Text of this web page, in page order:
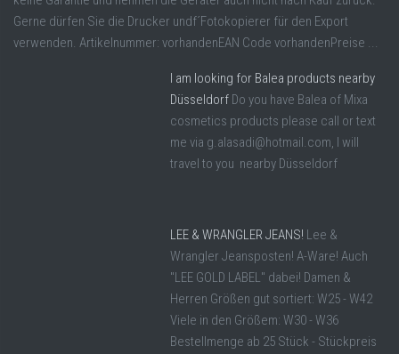
Gerne dürfen Sie die Drucker undf´Fotokopierer für den Export
verwenden. Artikelnummer: vorhandenEAN Code vorhandenPreise ...
I am looking for Balea products nearby
Düsseldorf Do you have Balea of Mixa
cosmetics products please call or text
me via g.alasadi@hotmail.com, I will
travel to you nearby Düsseldorf
LEE & WRANGLER JEANS! Lee &
Wrangler Jeansposten! A-Ware! Auch
"LEE GOLD LABEL" dabei! Damen &
Herren Größen gut sortiert: W25 - W42
Viele in den Größem: W30 - W36
Bestellmenge ab 25 Stück - Stückpreis